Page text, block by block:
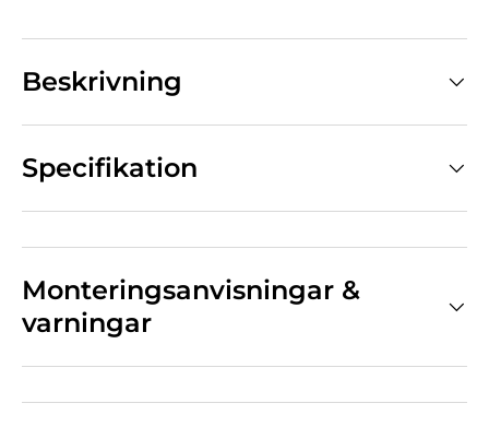
Beskrivning
Specifikation
Monteringsanvisningar &
varningar